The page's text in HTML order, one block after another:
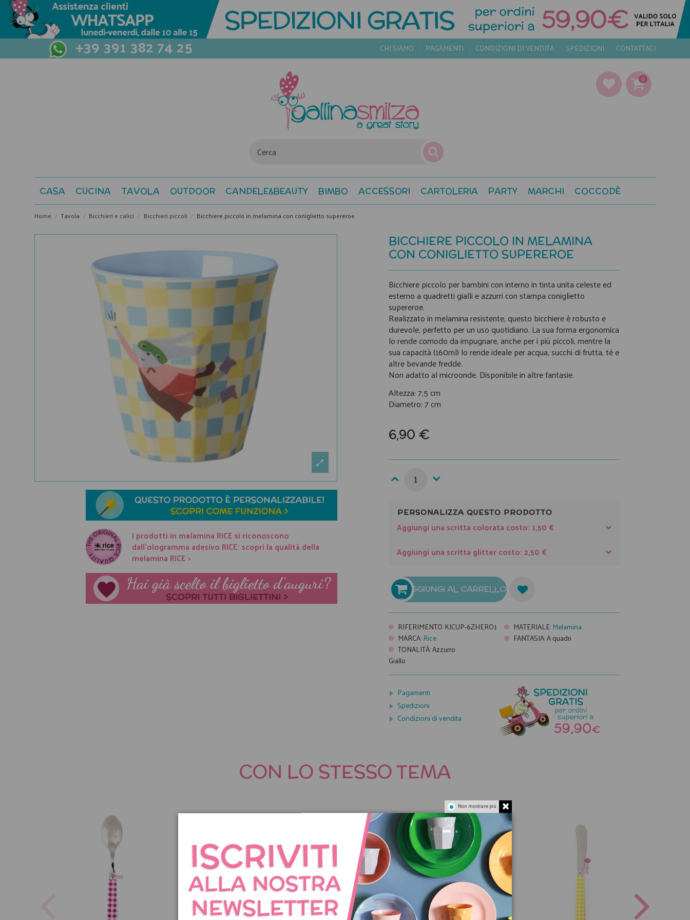
+39 391 382 74 25 CHI SIAMO PAGAMENTI CONDIZIONI DI VENDITA SPEDIZIONI CONTATTACI
0
CASA CUCINA TAVOLA OUTDOOR CANDELE&BEAUTY BIMBO ACCESSORI CARTOLERIA PARTY MARCHI COCCODÈ
Home Tavola Bicchieri e calici Bicchieri piccoli Bicchiere piccolo in melamina con coniglietto supereroe
I prodotti in melamina RICE si riconoscono
dall'ologramma adesivo RICE: scopri la qualità della
melamina RICE >
BICCHIERE PICCOLO IN MELAMINA
CON CONIGLIETTO SUPEREROE
Bicchiere piccolo per bambini con interno in tinta unita celeste ed
esterno a quadretti gialli e azzurri con stampa coniglietto
supereroe.
Realizzato in melamina resistente, questo bicchiere è robusto e
durevole, perfetto per un uso quotidiano. La sua forma ergonomica
lo rende comodo da impugnare, anche per i più piccoli, mentre la
sua capacità (160ml) lo rende ideale per acqua, succhi di frutta, tè e
altre bevande fredde.
Non adatto al microonde. Disponibile in altre fantasie.
Altezza: 7,5 cm
Diametro: 7 cm
6,90 €
PERSONALIZZA QUESTO PRODOTTO
Aggiungi una scritta colorata costo: 1,50 €
Aggiungi una scritta glitter costo: 2,50 €

AGGIUNGI AL CARRELLO
RIFERIMENTO:KICUP-6ZHERO1 MATERIALE:Melamina
MARCA:Rice FANTASIA:A quadri
TONALITÀ:Azzurro
Giallo
Pagamenti
Spedizioni
Condizioni di vendita
CON LO STESSO TEMA
Non mostrare più